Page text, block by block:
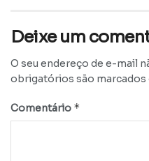
Deixe um
O seu endereço de e-mail
obrigatórios são marcados
Comentário *